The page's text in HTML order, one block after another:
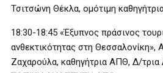
Τσιτσώνη Θέκλα, ομότιμη
18:30-18:45 «Έξυπνος πράσινος
ανθεκτικότητας στη Θεσσαλονίκη»,
Ζαχαρούλα, καθηγήτρια ΑΠΘ, Δ/